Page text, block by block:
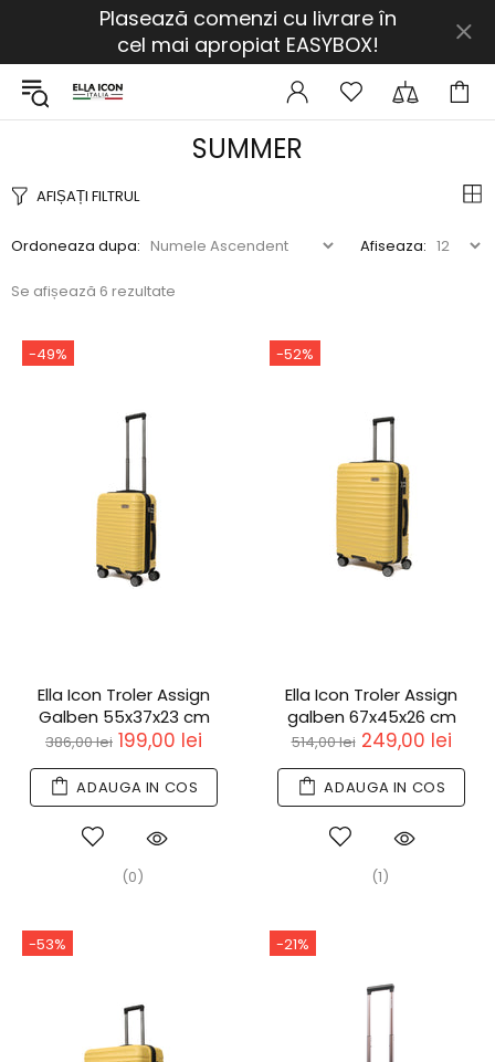
Plasează comenzi cu livrare în
cel mai apropiat EASYBOX!
SUMMER
AFIȘAȚI FILTRUL
Ordoneaza dupa: Afiseaza:
Se afișează 6 rezultate
-49%
Ella Icon Troler Assign
Galben 55x37x23 cm
386,00 lei 199,00 lei
ADAUGA IN COS
(0)
-52%
Ella Icon Troler Assign
galben 67x45x26 cm
514,00 lei 249,00 lei
ADAUGA IN COS
(1)
-53% -21%